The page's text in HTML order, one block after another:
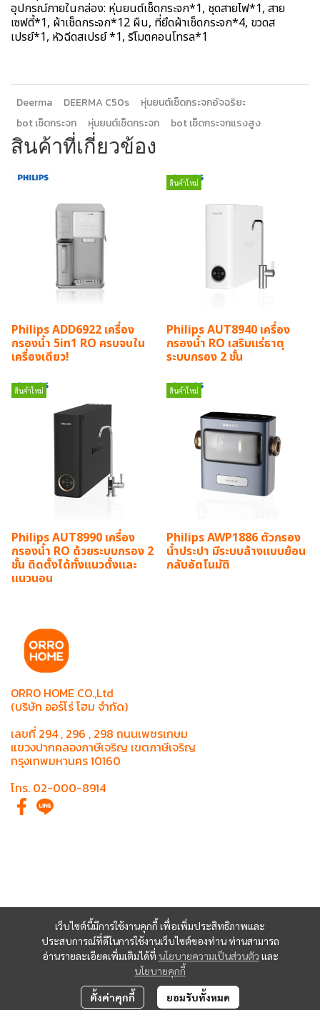
อุปกรณ์ภายในกล่อง: หุ่นยนต์เช็ดกระจก*1, ชุดสายไฟ*1, สาย
เซฟตี้*1, ผ้าเช็ดกระจก*12 ผืน, ที่ยึดผ้าเช็ดกระจก*4, ขวดส
เปรย์*1, หัวฉีดสเปรย์ *1, รีโมตคอนโทรล*1
Deerma DEERMA C50s
หุ่นยนต์เช็ดกระจกอัจฉริยะ
bot เช็ดกระจก
หุ่นยนต์เช็ดกระจก bot เช็ดกระจกแรงสูง
สินค้าที่เกี่ยวข้อง
Philips ADD6922 เครื่อง
กรองน้ำ 5in1 RO ครบจบใน
เครื่องเดียว!
สินค้าใหม่
Philips AUT8940 เครื่อง
กรองน้ำ RO เสริมแร่ธาตุ
ระบบกรอง 2 ชั้น
สินค้าใหม่
Philips AUT8990 เครื่อง
กรองน้ำ RO ด้วยระบบกรอง 2
ชั้น ติดตั้งได้ทั้งแนวตั้งและ
แนวนอน
สินค้าใหม่
Philips AWP1886 ตัวกรอง
น้ำประปา มีระบบล้างแบบย้อน
กลับอัตโนมัติ
เว็บไซต์นี้มีการใช้งานคุกกี้ เพื่อเพิ่มประสิทธิภาพและ
ประสบการณ์ที่ดีในการใช้งานเว็บไซต์ของท่าน ท่านสามารถ
อ่านรายละเอียดเพิ่มเติมได้ที่ นโยบายความเป็นส่วนตัว และ
นโยบายคุกกี้
ตั้งค่าคุกกี้ ยอมรับทั้งหมด
ORRO HOME CO.,Ltd
(บริษัท ออร์โร่ โฮม จำกัด)
เลขที่ 294 , 296 , 298 ถนนเพชรเกษม
แขวงปากคลองภาษีเจริญ เขตภาษีเจริญ
กรุงเทพมหานคร 10160
โทร. 02-000-8914